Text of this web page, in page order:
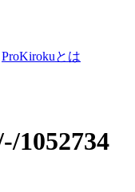
ProKirokuとは
1052734